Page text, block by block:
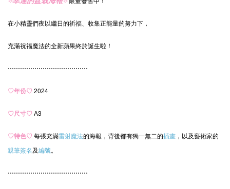
在小精靈們夜以繼日的祈福、收集正能量的努力下，
充滿祝福魔法的全新蘋果終於誕生啦！
⋯⋯⋯⋯⋯⋯⋯⋯⋯⋯⋯⋯⋯
♡年份♡ 2024
♡尺寸♡ A3
♡特色♡ 每張充滿雷射魔法的海報， 背後都有獨一無二的插畫 ，以及藝術家的
親筆簽名及編號。
⋯⋯⋯⋯⋯⋯⋯⋯⋯⋯⋯⋯⋯